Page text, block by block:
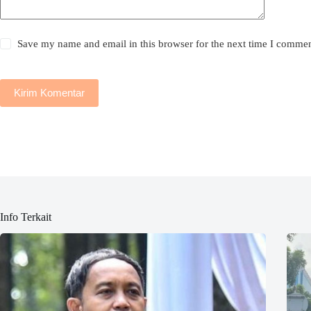
Save my name and email in this browser for the next time I
Kirim Komentar
Info Terkait